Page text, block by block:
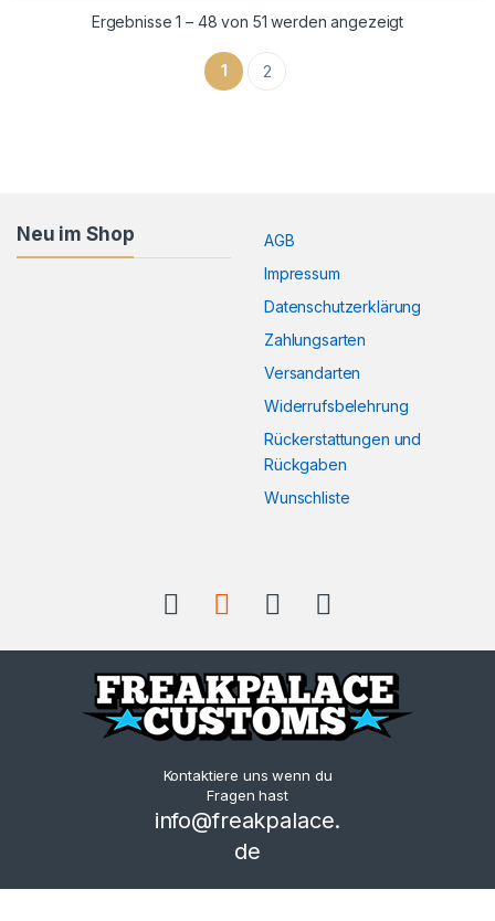
Ergebnisse 1 – 48 von 51 werden angezeigt
1 2
Neu im Shop
AGB
Impressum
Datenschutzerklärung
Zahlungsarten
Versandarten
Widerrufsbelehrung
Rückerstattungen und
Rückgaben
Wunschliste
Kontaktiere uns wenn du
Fragen hast
info@freakpalace.
de